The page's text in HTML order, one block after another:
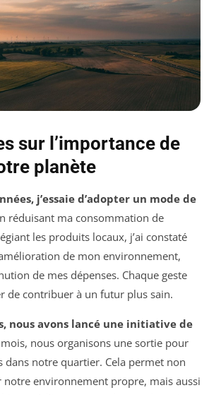
sur l’importance de
planète
j’essaie d’adopter un mode de
réduisant ma consommation de
les produits locaux, j’ai constaté
de mon environnement,
de mes dépenses. Chaque geste
de contribuer à un futur plus sain.
nous avons lancé une initiative de
mois, nous organisons une sortie pour
dans notre quartier. Cela permet non
notre environnement propre, mais aussi